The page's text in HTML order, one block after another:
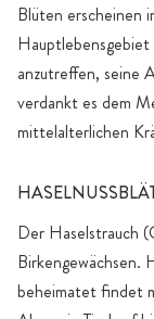
Blüten erscheinen
anzutreffen, seine
verdankt es dem
mittelalterlichen
Der Haselstrauch
Birkengewächsen.
beheimatet findet